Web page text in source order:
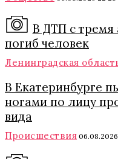
В ДТП с тремя
погиб человек
Ленинградская
В Екатеринбурге
ногами по лицу
вида
Происшествия 06.08.2026